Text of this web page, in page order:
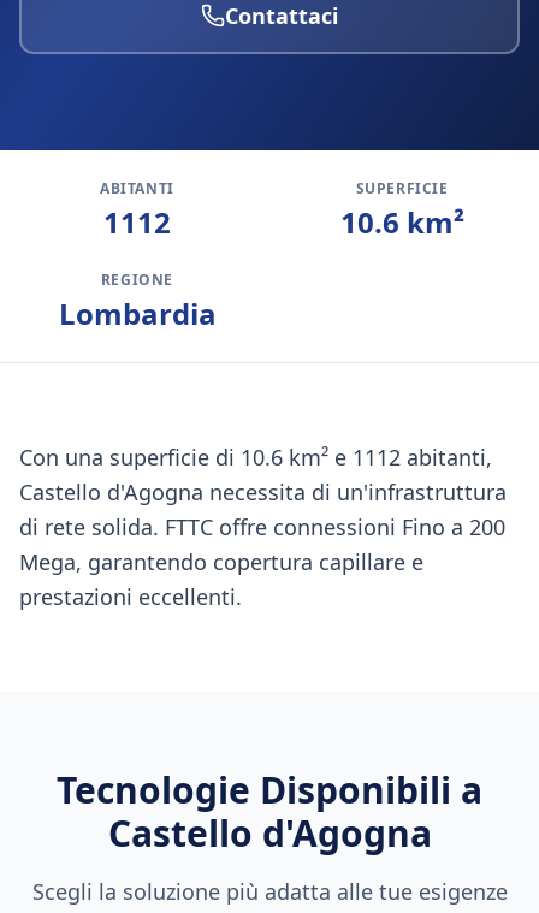
Contattaci
ABITANTI
1112
SUPERFICIE
10.6 km²
REGIONE
Lombardia
Con una superficie di 10.6 km² e 1112 abitanti,
Castello d'Agogna necessita di un'infrastruttura
di rete solida. FTTC offre connessioni Fino a 200
Mega, garantendo copertura capillare e
prestazioni eccellenti.
Tecnologie Disponibili a
Castello d'Agogna
Scegli la soluzione più adatta alle tue esigenze